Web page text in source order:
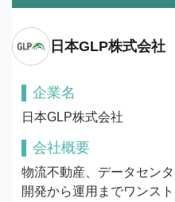
日本GLP株式会社
企業名
日本GLP株式会社
会社概要
物流不動産、データセン
開発から運用までワンス